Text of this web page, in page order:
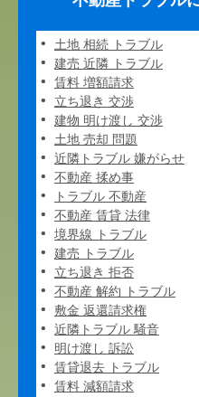
土地 相続 トラブル
建売 近隣 トラブル
賃料 増額請求
立ち退き 交渉
建物 明け渡し 交渉
土地 売却 問題
近隣トラブル 嫌がらせ
不動産 揉め事
トラブル 不動産
不動産 賃貸 法律
境界線 トラブル
建売 トラブル
立ち退き 拒否
不動産 解約 トラブル
敷金 返還請求権
近隣トラブル 騒音
明け渡し 訴訟
賃貸退去 トラブル
賃料 減額請求